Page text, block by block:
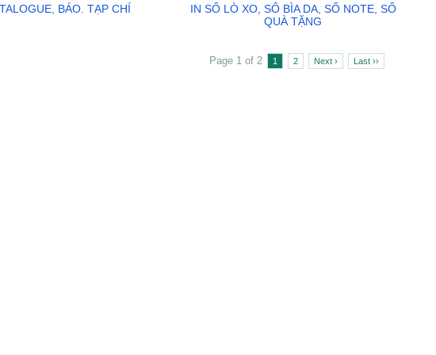
BÁO. TẠP CHÍ
IN SỔ LÒ XO, SỔ BÌA DA, SỔ NOTE, SỔ
QUÀ TẶNG
Page 1 of 2 1 2 Next › Last ››